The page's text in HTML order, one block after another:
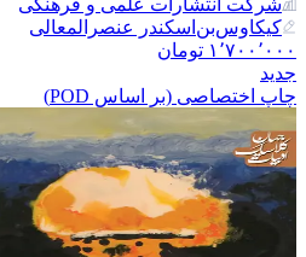
شرکت انتشارات علمی و فرهنگی
کیکاوس‌بن‌اسکندر عنصرالمعالی
۱٬۷۰۰٬۰۰۰ تومان
جدید
چاپ اختصاصی (بر اساس POD)